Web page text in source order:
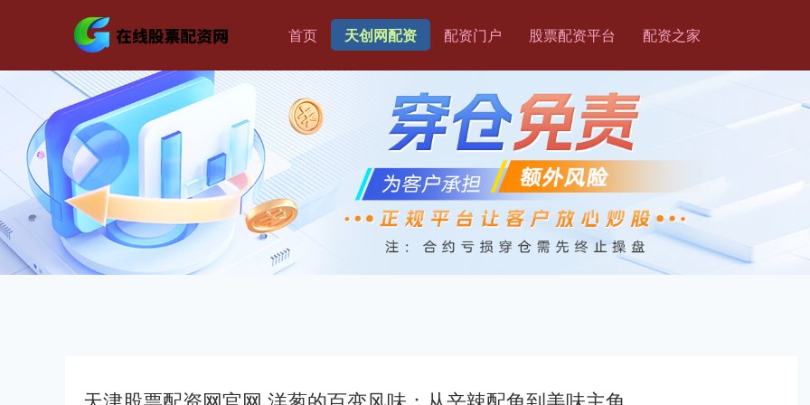
首页 天创网配资 配资门户 股票配资平台 配资之家